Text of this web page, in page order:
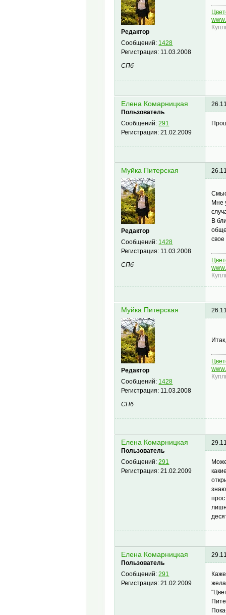
Редактор
Сообщений: 1428
Регистрация: 11.03.2008
СПб
Елена Комарницкая
Пользователь
Сообщений:291
Регистрация:21.02.2009
Муйка Питерская
Редактор
Сообщений: 1428
Регистрация: 11.03.2008
СПб
Мне
В
Муйка Питерская
Редактор
Сообщений: 1428
Регистрация: 11.03.2008
СПб
Елена Комарницкая
Пользователь
Сообщений:291
Регистрация:21.02.2009
Елена Комарницкая
Пользователь
Сообщений:291
Регистрация:21.02.2009